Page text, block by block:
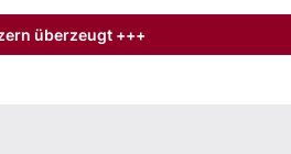
überzeugt +++